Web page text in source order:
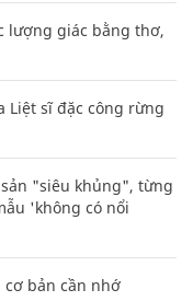
lượng giác bằng thơ,
Liệt sĩ đặc công rừng
"siêu khủng", từng
'không có nổi
cơ bản cần nhớ